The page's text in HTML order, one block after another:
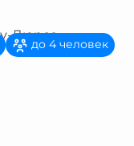
до 4 человек